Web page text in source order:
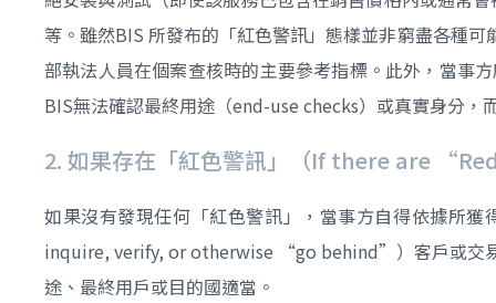
等。雖然BIS 所發布的「紅色警訊」態樣並非窮盡各種
部執法人員在個案查核時的主要參考指標。此外，當事
BIS無法確認最終用途（end-use checks）或真實身分
2. 如果存在「紅色警訊」（If there are
如果沒有發現任何「紅色警訊」，當事方自得依據所
inquire, verify, or otherwise “go behind”）客戶或交易
途、最終用戶或目的國適當。